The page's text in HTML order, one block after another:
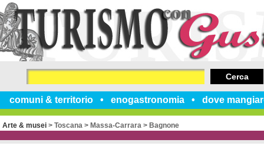
comuni & territorio enogastronomia dove
Cerca
Arte & musei > Toscana > Massa-Carrara > Bagnone